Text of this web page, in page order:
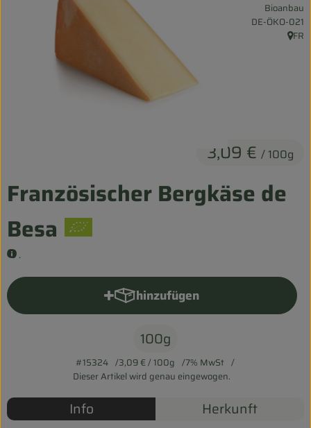
Entspannt durch die FERIEN
Kühltheke
Kosmetik
Haus & Garten
Biohof erleben
Biokorb so geht`s
Pferdepension & Reitbetrieb
Firmenkunden
Französischer Bergkäse de
Besa
.
3,09 € / 100g
Bioanbau
, Kontrollstelle:
DE-ÖKO-021
,FR
hinzufügen
Produkt zum Warenkorb
100g
#15324 3,09 €/ 100g
7% MwSt
Dieser Artikel wird genau eingewogen.
Info Herkunft